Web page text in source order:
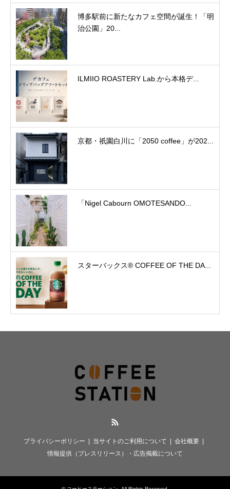
博多駅前に新たなカフェ空間が誕生！「明
治公園」20...
ILMIIO ROASTERY Lab.から本格デ...
京都・祇園白川に「2050 coffee」が202...
「Nigel Cabourn OMOTESANDO...
スターバックス® COFFEE OF THE DA...
プライバシーポリシー 当サイトのご利用について
会社概要
情報提供（プレスリリース）・広告掲載について